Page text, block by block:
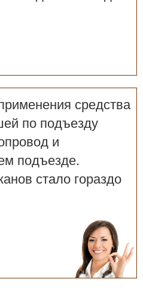
средства
по подъезду
и
подъезде.
стало гораздо